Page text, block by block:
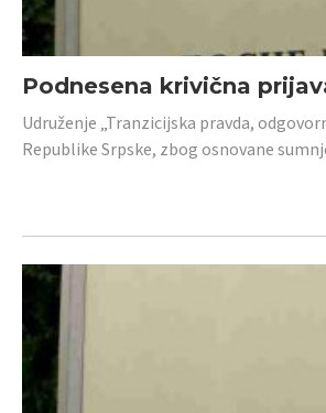
Podnesena krivična
Udruženje „Tranzicijska pravda,
Republike Srpske, zbog osnovane